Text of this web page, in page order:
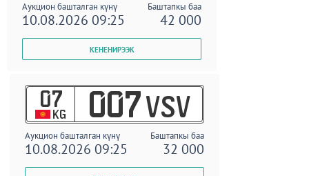
Аукцион башталган күнү Баштапкы баа
10.08.2026 09:25 42 000
07
KG 007 VSV
Аукцион башталган күнү Баштапкы баа
10.08.2026 09:25 32 000